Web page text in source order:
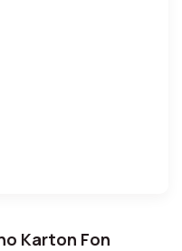
Karton Fon